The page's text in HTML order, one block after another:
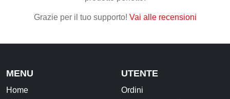
Grazie per il tuo supporto! Vai alle recensioni
MENU
Home
UTENTE
Ordini